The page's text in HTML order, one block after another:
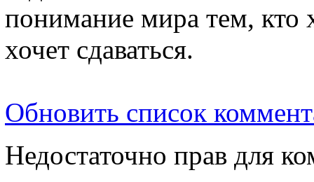
понимание мира тем, кто
хочет сдаваться.
Обновить список
Недостаточно прав для